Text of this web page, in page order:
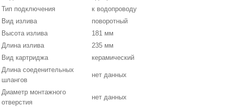
Тип подключения
к водопроводу
Вид излива
поворотный
Высота излива
181 мм
Длина излива
235 мм
Вид картриджа
керамический
Длина соеденительных
шлангов
нет данных
Диаметр монтажного
отверстия
нет данных